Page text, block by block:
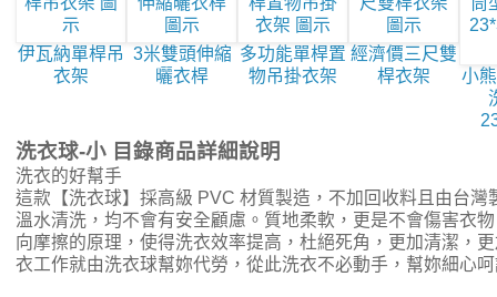
伊瓦納單桿吊
衣架
3米雙頭伸縮
曬衣桿
多功能單桿置
物吊掛衣架
經濟價三尺雙
桿衣架
小
洗衣球-小 目錄商品詳細說明
洗衣的好幫手
這款【洗衣球】採高級 PVC 材質製造，不加回收料且由台灣
溫水清洗，均不會有安全顧慮。質地柔軟，更是不會傷害衣
向摩擦的原理，使得洗衣效率提高，杜絕死角，更加清潔，
衣工作就由洗衣球幫妳代勞，從此洗衣不必動手，幫妳